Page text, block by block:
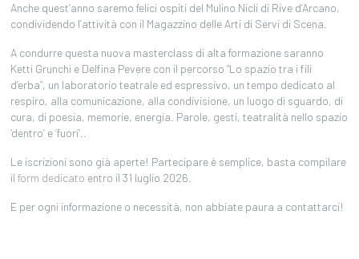
Anche quest’anno saremo felici ospiti del Mulino Nicli di Rive d’Arcano,
condividendo l’attività con il Magazzino delle Arti di Servi di Scena.
A condurre questa nuova masterclass di alta formazione saranno
Ketti Grunchi e Delfina Pevere con il percorso “Lo spazio tra i fili
d’erba”, un laboratorio teatrale ed espressivo, un tempo dedicato al
respiro, alla comunicazione, alla condivisione, un luogo di sguardo, di
cura, di poesia, memorie, energia. Parole, gesti, teatralità nello spazio
‘dentro’ e ‘fuori’..
Le iscrizioni sono già aperte! Partecipare è semplice, basta compilare
ilform dedicato entro il 31 luglio 2026.
E per ogni informazione o necessità, non abbiate paura a contattarci!